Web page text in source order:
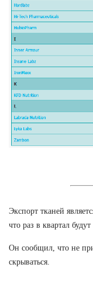
Экспорт тканей
что раз в квартал
Он сообщил, что не
скрываться.